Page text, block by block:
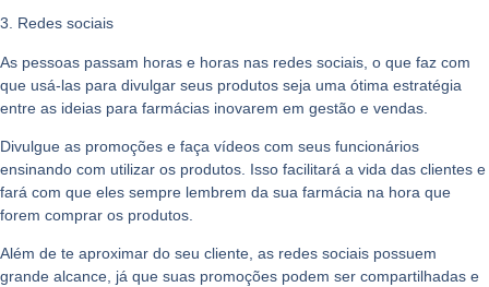
3. Redes sociais
As pessoas passam horas e horas nas redes sociais, o que faz com
que usá-las para divulgar seus produtos seja uma ótima estratégia
entre as ideias para farmácias inovarem em gestão e vendas.
Divulgue as promoções e faça vídeos com seus funcionários
ensinando com utilizar os produtos. Isso facilitará a vida das clientes e
fará com que eles sempre lembrem da sua farmácia na hora que
forem comprar os produtos.
Além de te aproximar do seu cliente, as redes sociais possuem
grande alcance, já que suas promoções podem ser compartilhadas e